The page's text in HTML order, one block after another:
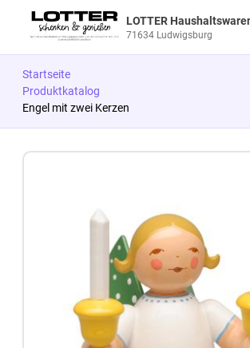
LOTTER
71634 Ludwigsburg
Startseite
Produktkatalog
Engel mit zwei Kerzen